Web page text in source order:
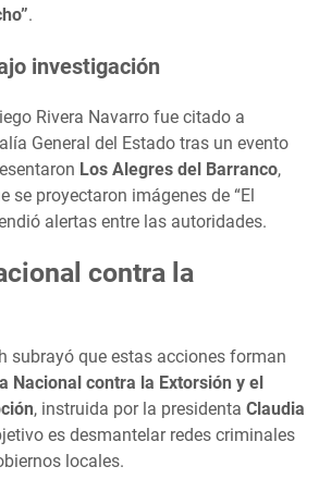
.
investigación
Rivera Navarro fue citado a
General del Estado tras un evento
Los Alegres del Barranco,
se proyectaron imágenes de “El
alertas entre las autoridades.
contra la
subrayó que estas acciones forman
Nacional contra la Extorsión y el
, instruida por la presidenta Claudia
es desmantelar redes criminales
locales.